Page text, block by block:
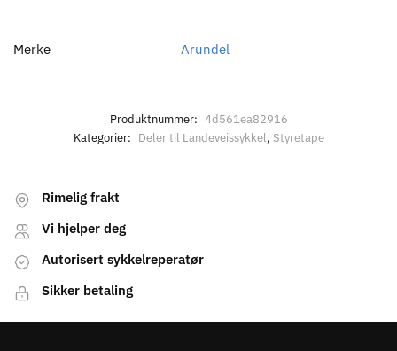
Merke Arundel
Produktnummer: 4d561ea82916
Kategorier: Deler til Landeveissykkel, Styretape
Rimelig frakt
Vi hjelper deg
Autorisert sykkelreperatør
Sikker betaling